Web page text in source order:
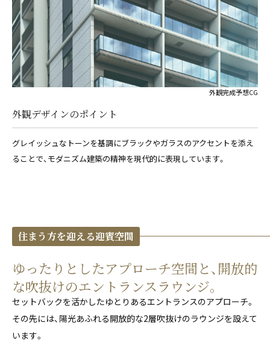
外観完成予想CG
外観デザインのポイント
グレイッシュなトーンを基調にブラックやガラスのアクセントを添え
ることで、モダニズム建築の精神を現代的に表現しています。
住まう方を迎える迎賓空間
ゆったりとしたアプローチ空間と、開放的
な吹抜けのエントランスラウンジ。
セットバックを活かしたゆとりあるエントランスのアプローチ。
その先には、陽光あふれる開放的な2層吹抜けのラウンジを設えて
います。